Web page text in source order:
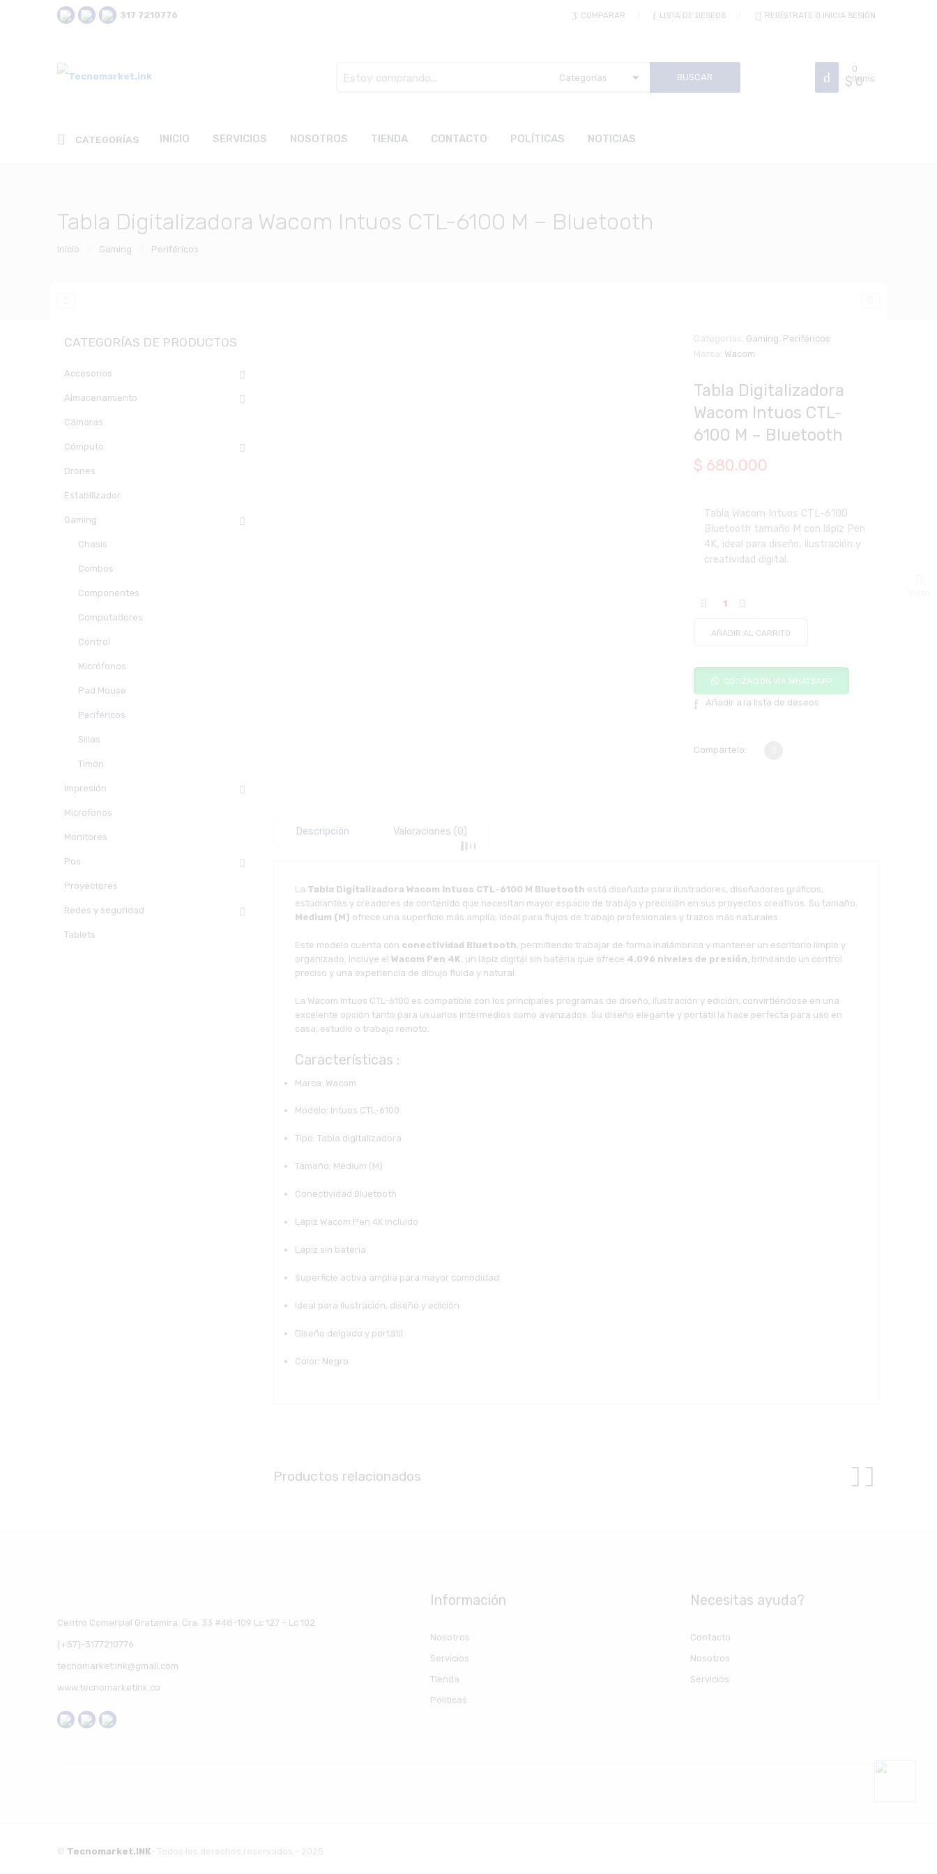
317 7210776 COMPARAR LISTA DE DESEOS REGÍSTRATE O INICIA SESIÓN
aquí
0
Items
$0
CATEGORÍAS INICIO SERVICIOS NOSOTROS TIENDA CONTACTO POLÍTICAS NOTICIAS
Tabla Digitalizadora Wacom Intuos CTL-6100 M – Bluetooth
Inicio Gaming Periféricos
Categorías: Gaming, Periféricos
Marca: Wacom
Tabla Digitalizadora
Wacom Intuos CTL-
6100 M – Bluetooth
$ 680.000
Tabla Wacom Intuos CTL-6100
Bluetooth tamaño M con lápiz Pen
4K, ideal para diseño, ilustración y
creatividad digital.
AÑADIR AL CARRITO
COTIZACIÓN VÍA WHATSAPP
Añadir a la lista de deseos
Compártelo:
Descripción Valoraciones (0)
La Tabla Digitalizadora Wacom Intuos CTL-6100 M Bluetooth está diseñada para ilustradores, diseñadores gráficos,
estudiantes y creadores de contenido que necesitan mayor espacio de trabajo y precisión en sus proyectos creativos. Su tamaño
Medium (M) ofrece una superficie más amplia, ideal para flujos de trabajo profesionales y trazos más naturales.
Este modelo cuenta con conectividad Bluetooth, permitiendo trabajar de forma inalámbrica y mantener un escritorio limpio y
organizado. Incluye el Wacom Pen 4K, un lápiz digital sin batería que ofrece 4.096 niveles de presión, brindando un control
preciso y una experiencia de dibujo fluida y natural.
La Wacom Intuos CTL-6100 es compatible con los principales programas de diseño, ilustración y edición, convirtiéndose en una
excelente opción tanto para usuarios intermedios como avanzados. Su diseño elegante y portátil la hace perfecta para uso en
casa, estudio o trabajo remoto.
Características :
Marca: Wacom
Modelo: Intuos CTL-6100
Tipo: Tabla digitalizadora
Tamaño: Medium (M)
Conectividad Bluetooth
Lápiz Wacom Pen 4K incluido
Lápiz sin batería
Superficie activa amplia para mayor comodidad
Ideal para ilustración, diseño y edición
Diseño delgado y portátil
Color: Negro
Productos relacionados
CATEGORÍAS DE PRODUCTOS
Accesorios
Almacenamiento
Cámaras
Cómputo
Drones
Estabilizador
Gaming
Chasis
Combos
Componentes
Computadores
Control
Micrófonos
Pad Mouse
Periféricos
Sillas
Timón
Impresión
Microfonos
Monitores
Pos
Proyectores
Redes y seguridad
Tablets
Centro Comercial Gratamira, Cra. 33 #48-109 Lc 127 – Lc 102
(+57)-3177210776
tecnomarket.ink@gmail.com
www.tecnomarketink.co
Información
Nosotros
Servicios
Tienda
Políticas
Necesitas ayuda?
Contacto
Nosotros
Servicios
© Tecnomarket.INK - Todos los derechos reservados - 2025